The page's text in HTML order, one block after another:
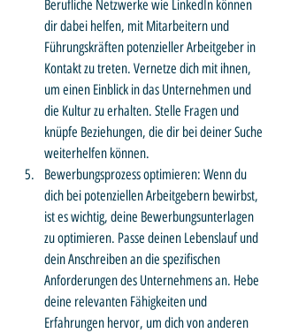
Berufliche Netzwerke wie LinkedIn können
dir dabei helfen, mit Mitarbeitern und
Führungskräften potenzieller Arbeitgeber in
Kontakt zu treten. Vernetze dich mit ihnen,
um einen Einblick in das Unternehmen und
die Kultur zu erhalten. Stelle Fragen und
knüpfe Beziehungen, die dir bei deiner Suche
weiterhelfen können.
Bewerbungsprozess optimieren: Wenn du
dich bei potenziellen Arbeitgebern bewirbst,
ist es wichtig, deine Bewerbungsunterlagen
zu optimieren. Passe deinen Lebenslauf und
dein Anschreiben an die spezifischen
Anforderungen des Unternehmens an. Hebe
deine relevanten Fähigkeiten und
Erfahrungen hervor, um dich von anderen